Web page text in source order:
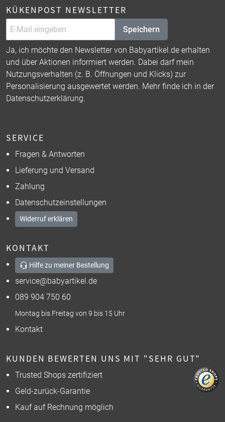
KÜKENPOST NEWSLETTER
Speichern
Ja, ich möchte den Newsletter von Babyartikel.de erhalten
und über Aktionen informiert werden. Dabei darf mein
Nutzungsverhalten (z. B. Öffnungen und Klicks) zur
Personalisierung ausgewertet werden. Mehr finde ich in der
Datenschutzerklärung.
SERVICE
Fragen & Antworten
Lieferung und Versand
Zahlung
Datenschutzeinstellungen
Widerruf erklären
KONTAKT
Hilfe zu meiner Bestellung
service@babyartikel.de
089 904 750 60
Montag bis Freitag von 9 bis 15 Uhr
Kontakt
KUNDEN BEWERTEN UNS MIT "SEHR GUT"
Trusted Shops zertifiziert
Geld-zurück-Garantie
Kauf auf Rechnung möglich